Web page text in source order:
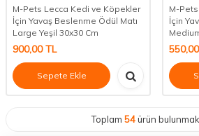
M-Pets Lecca Kedi ve Köpekler
İçin Yavaş Beslenme Ödül Matı
Large Yeşil 30x30 Cm
900,00TL
Sepete Ekle
M-
İçin
550,00
Toplam 54ürün